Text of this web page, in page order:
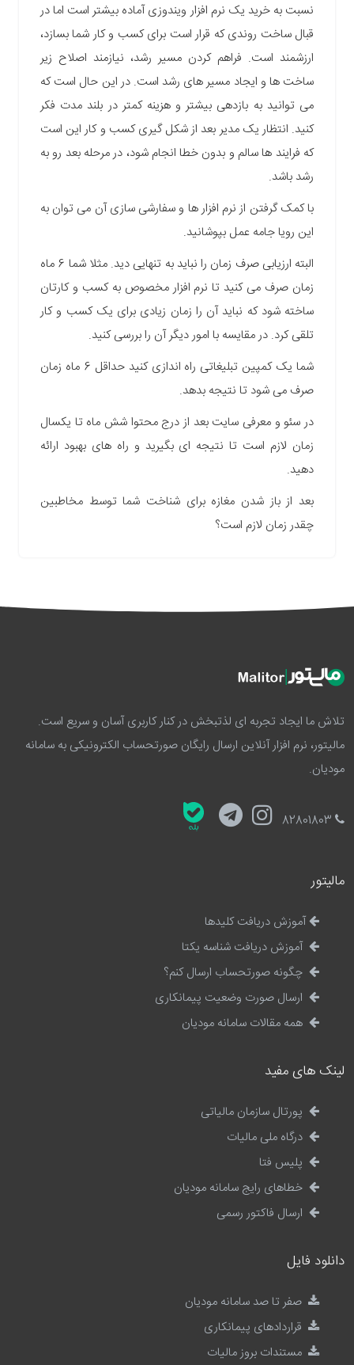
نسبت به خرید یک نرم افزار ویندوزی آماده بیشتر است اما در
قبال ساخت روندی که قرار است برای کسب و کار شما بسازد،
ارزشمند است. فراهم کردن مسیر رشد، نیازمند اصلاح زیر
ساخت ها و ایجاد مسیر های رشد است. در این حال است که
می توانید به بازدهی بیشتر و هزینه کمتر در بلند مدت فکر
کنید. انتظار یک مدیر بعد از شکل گیری کسب و کار این است
که فرایند ها سالم و بدون خطا انجام شود، در مرحله بعد رو به
رشد باشد.
با کمک گرفتن از نرم افزار ها و سفارشی سازی آن می توان به
این رویا جامه عمل بپوشانید.
البته ارزیابی صرف زمان را نباید به تنهایی دید. مثلا شما 6 ماه
زمان صرف می کنید تا نرم افزار مخصوص به کسب و کارتان
ساخته شود که نباید آن را زمان زیادی برای یک کسب و کار
تلقی کرد. در مقایسه با امور دیگر آن را بررسی کنید.
شما یک کمپین تبلیغاتی راه اندازی کنید حداقل 6 ماه زمان
صرف می شود تا نتیجه بدهد.
در سئو و معرفی سایت بعد از درج محتوا شش ماه تا یکسال
زمان لازم است تا نتیجه ای بگیرید و راه های بهبود ارائه
دهید.
بعد از باز شدن مغازه برای شناخت شما توسط مخاطبین
چقدر زمان لازم است؟
تلاش ما ایجاد تجربه ای لذتبخش در کنار کاربری آسان و سریع است.
مالیتور، نرم افزار آنلاین ارسال رایگان صورتحساب الکترونیکی به سامانه
مودیان.
مالیتور
آموزش دریافت کلیدها
آموزش دریافت شناسه یکتا
چگونه صورتحساب ارسال کنم؟
ارسال صورت وضعیت پیمانکاری
همه مقالات سامانه مودیان
لینک های مفید
پورتال سازمان مالیاتی
درگاه ملی مالیات
پلیس فتا
خطاهای رایج سامانه مودیان
ارسال فاکتور رسمی
دانلود فایل
صفر تا صد سامانه مودیان
قراردادهای پیمانکاری
مستندات بروز مالیات